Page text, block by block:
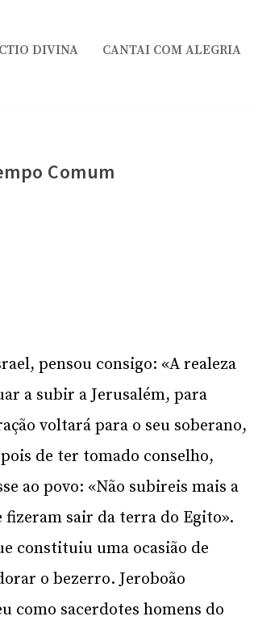
DIVINA CANTAI COM ALEGRIA
Comum
pensou consigo: «A realeza
a subir a Jerusalém, para
voltará para o seu soberano,
de ter tomado conselho,
ao povo: «Não subireis mais a
fizeram sair da terra do Egito».
constituiu uma ocasião de
o bezerro. Jeroboão
como sacerdotes homens do